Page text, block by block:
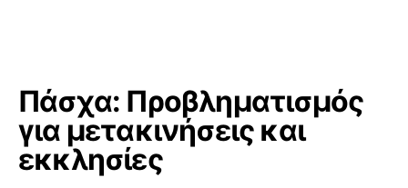
Πάσχα: Προβληματισμός
για μετακινήσεις και
εκκλησίες